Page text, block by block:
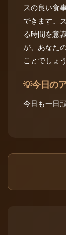
スの良い食
できます。
る時間を意
が、あなた
ことでしょう
💡今日の
今日も一日